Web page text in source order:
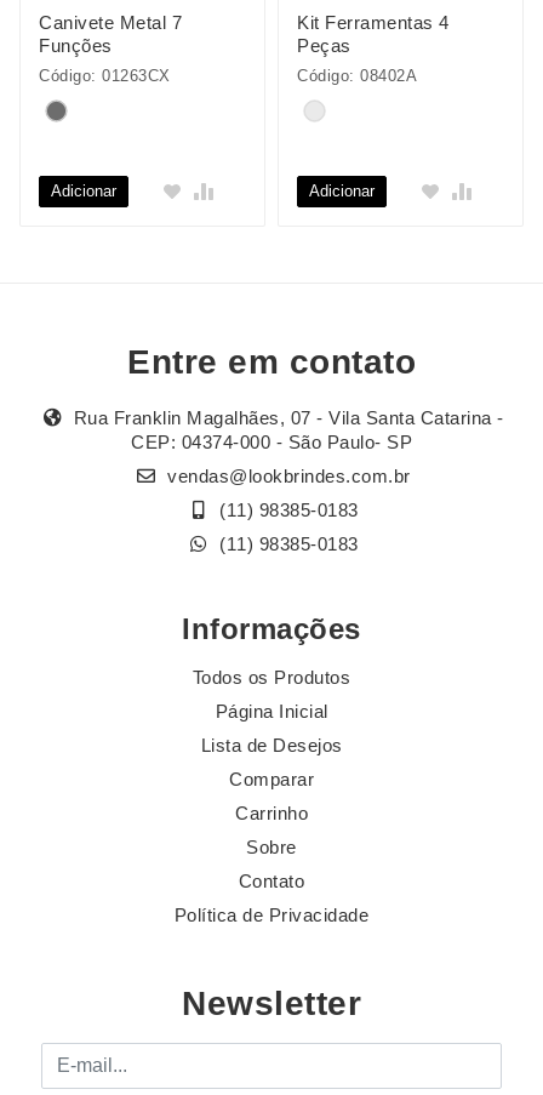
Canivete Metal 7
Funções
Código: 01263CX
Adicionar
Kit Ferramentas 4
Peças
Código: 08402A
Adicionar
Entre em contato
Rua Franklin Magalhães, 07 - Vila Santa Catarina -
CEP: 04374-000 - São Paulo- SP
vendas@lookbrindes.com.br
(11) 98385-0183
(11) 98385-0183
Informações
Todos os Produtos
Página Inicial
Lista de Desejos
Comparar
Carrinho
Sobre
Contato
Política de Privacidade
Newsletter
E-mail